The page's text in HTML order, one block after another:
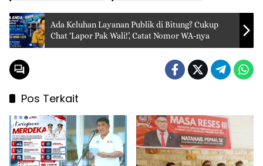
Ada Keluhan Layanan Publik di Bitung? Cukup
Chat ‘Lapor Pak Wali!’, Catat Nomor WA-nya
Pos Terkait